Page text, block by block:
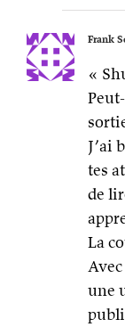
Frank
«
J’ai
tes
de
La
une